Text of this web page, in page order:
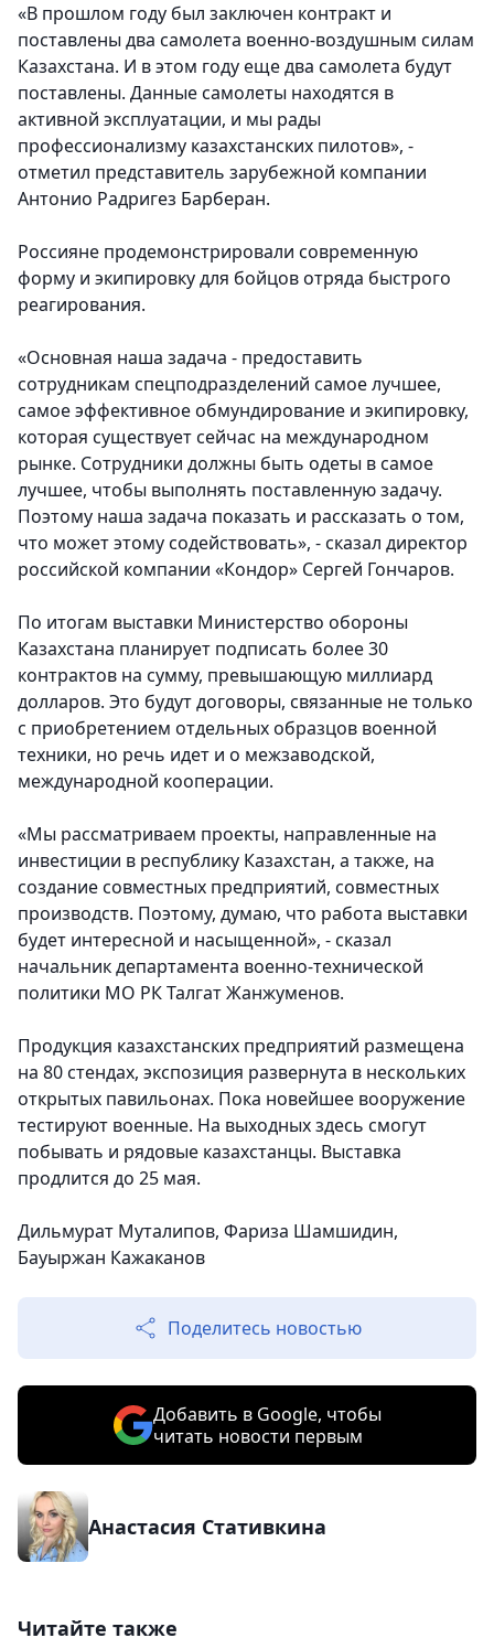
«В прошлом году был заключен контракт и
поставлены два самолета военно-воздушным силам
Казахстана. И в этом году еще два самолета будут
поставлены. Данные самолеты находятся в
активной эксплуатации, и мы рады
профессионализму казахстанских пилотов», -
отметил представитель зарубежной компании
Антонио Радригез Барберан.
Россияне продемонстрировали современную
форму и экипировку для бойцов отряда быстрого
реагирования.
«Основная наша задача - предоставить
сотрудникам спецподразделений самое лучшее,
самое эффективное обмундирование и экипировку,
которая существует сейчас на международном
рынке. Сотрудники должны быть одеты в самое
лучшее, чтобы выполнять поставленную задачу.
Поэтому наша задача показать и рассказать о том,
что может этому содействовать», - сказал директор
российской компании «Кондор» Сергей Гончаров.
По итогам выставки Министерство обороны
Казахстана планирует подписать более 30
контрактов на сумму, превышающую миллиард
долларов. Это будут договоры, связанные не только
с приобретением отдельных образцов военной
техники, но речь идет и о межзаводской,
международной кооперации.
«Мы рассматриваем проекты, направленные на
инвестиции в республику Казахстан, а также, на
создание совместных предприятий, совместных
производств. Поэтому, думаю, что работа выставки
будет интересной и насыщенной», - сказал
начальник департамента военно-технической
политики МО РК Талгат Жанжуменов.
Продукция казахстанских предприятий размещена
на 80 стендах, экспозиция развернута в нескольких
открытых павильонах. Пока новейшее вооружение
тестируют военные. На выходных здесь смогут
побывать и рядовые казахстанцы. Выставка
продлится до 25 мая.
Дильмурат Муталипов, Фариза Шамшидин,
Бауыржан Кажаканов
Поделитесь новостью
Добавить в Google, чтобы
читать новости первым
Анастасия Стативкина
Читайте также